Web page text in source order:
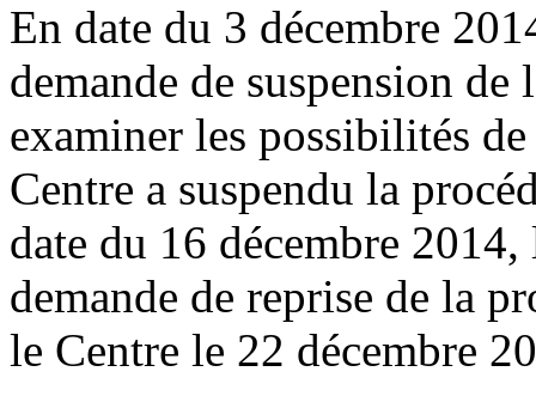
En date du 3 décembre
demande de suspension
examiner les possibilités
Centre a suspendu la
date du 16 décembre 2014,
demande de reprise de la
le Centre le 22 décembre